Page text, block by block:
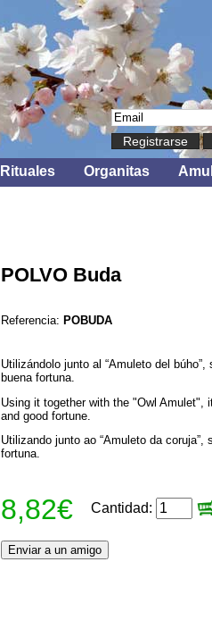
Registrarse
Rituales Organitas
POLVO Buda
Referencia: POBUDA
Utilizándolo junto al “Amuleto del
buena fortuna.
Using it together with the "Owl
and good fortune.
Utilizando junto ao “Amuleto da
fortuna.
8,82€ Cantidad: